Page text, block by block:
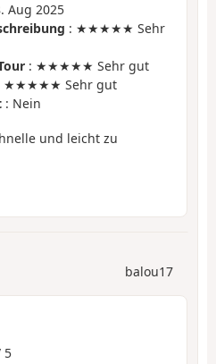
Aug 2025
: ★★★★★ Sehr
: ★★★★★ Sehr gut
★★★★★ Sehr gut
: Nein
und leicht zu
balou17
5